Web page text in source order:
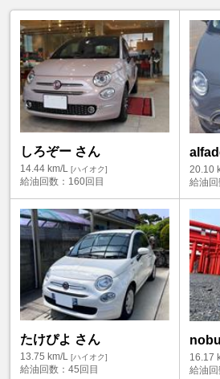
しろぞー さん
14.44 km/L [ハイオク]
給油回数： 160回目
20.10
給油回
たけぴよ さん
13.75 km/L [ハイオク]
給油回数： 45回目
16.17
給油回